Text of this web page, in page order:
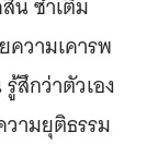
ความเคารพ
สึกว่าตัวเอง
ามยุติธรรม